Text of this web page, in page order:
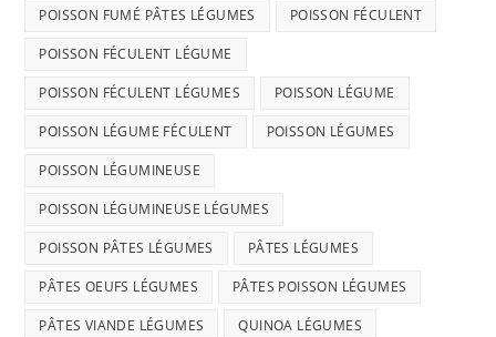
POISSON FUMÉ PÂTES LÉGUMES POISSON FÉCULENT
POISSON FÉCULENT LÉGUME
POISSON FÉCULENT LÉGUMES POISSON LÉGUME
POISSON LÉGUME FÉCULENT POISSON LÉGUMES
POISSON LÉGUMINEUSE
POISSON LÉGUMINEUSE LÉGUMES
POISSON PÂTES LÉGUMES PÂTES LÉGUMES
PÂTES OEUFS LÉGUMES PÂTES POISSON LÉGUMES
PÂTES VIANDE LÉGUMES QUINOA LÉGUMES